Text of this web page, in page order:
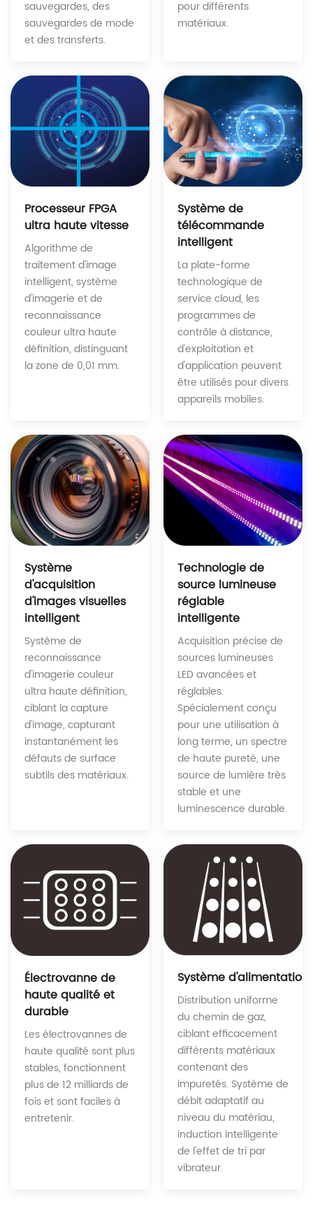
sauvegardes, des
sauvegardes de mode
et des transferts.
pour différents
matériaux.
Processeur FPGA
ultra haute vitesse
Algorithme de
traitement d'image
intelligent, système
d'imagerie et de
reconnaissance
couleur ultra haute
définition, distinguant
la zone de 0,01 mm.
Système de
télécommande
intelligent
La plate-forme
technologique de
service cloud, les
programmes de
contrôle à distance,
d'exploitation et
d'application peuvent
être utilisés pour divers
appareils mobiles.
Système
d'acquisition
d'images visuelles
intelligent
Système de
reconnaissance
d'imagerie couleur
ultra haute définition,
ciblant la capture
d'image, capturant
instantanément les
défauts de surface
subtils des matériaux.
Technologie de
source lumineuse
réglable
intelligente
Acquisition précise de
sources lumineuses
LED avancées et
réglables.
Spécialement conçu
pour une utilisation à
long terme, un spectre
de haute pureté, une
source de lumière très
stable et une
luminescence durable.
Électrovanne de
haute qualité et
durable
Les électrovannes de
haute qualité sont plus
stables, fonctionnent
plus de 12 milliards de
fois et sont faciles à
entretenir.
Système
Distribution uniforme
du chemin de gaz,
ciblant efficacement
différents matériaux
contenant des
impuretés. Système de
débit adaptatif au
niveau du matériau,
induction intelligente
de l'effet de tri par
vibrateur.